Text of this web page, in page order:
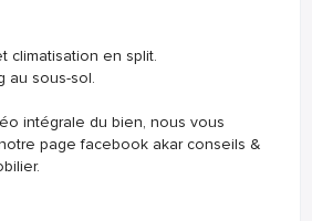
climatisation en split.
au sous-sol.
intégrale du bien, nous vous
page facebook akar conseils &